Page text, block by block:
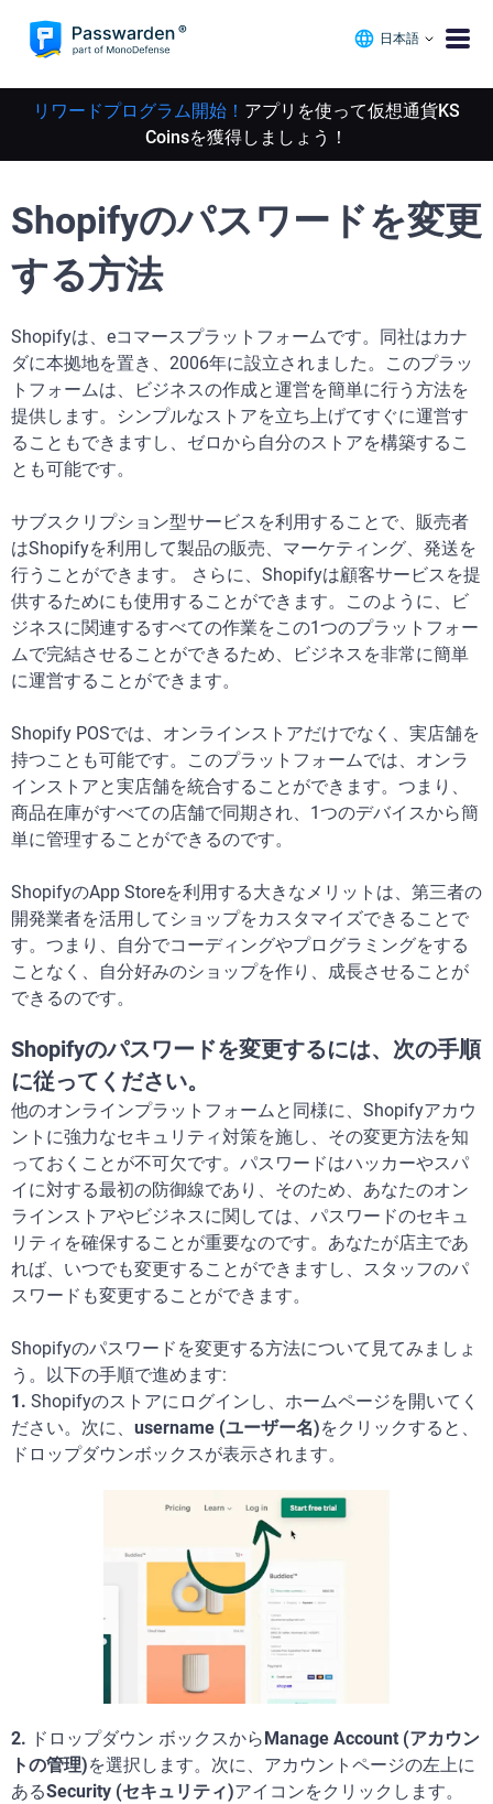
日本語
リワードプログラム開始！ アプリを使って仮想通貨KS
Coinsを獲得しましょう！
Shopifyのパスワードを変更
する方法
Shopifyは、eコマースプラットフォームです。同社はカナ
ダに本拠地を置き、2006年に設立されました。このプラッ
トフォームは、ビジネスの作成と運営を簡単に行う方法を
提供します。シンプルなストアを立ち上げてすぐに運営す
ることもできますし、ゼロから自分のストアを構築するこ
とも可能です。
サブスクリプション型サービスを利用することで、販売者
はShopifyを利用して製品の販売、マーケティング、発送を
行うことができます。 さらに、Shopifyは顧客サービスを提
供するためにも使用することができます。このように、ビ
ジネスに関連するすべての作業をこの1つのプラットフォー
ムで完結させることができるため、ビジネスを非常に簡単
に運営することができます。
Shopify POSでは、オンラインストアだけでなく、実店舗を
持つことも可能です。このプラットフォームでは、オンラ
インストアと実店舗を統合することができます。つまり、
商品在庫がすべての店舗で同期され、1つのデバイスから簡
単に管理することができるのです。
ShopifyのApp Storeを利用する大きなメリットは、第三者の
開発業者を活用してショップをカスタマイズできることで
す。つまり、自分でコーディングやプログラミングをする
ことなく、自分好みのショップを作り、成長させることが
できるのです。
Shopifyのパスワードを変更するには、次の手順
に従ってください。
他のオンラインプラットフォームと同様に、Shopifyアカウ
ントに強力なセキュリティ対策を施し、その変更方法を知
っておくことが不可欠です。パスワードはハッカーやスパ
イに対する最初の防御線であり、そのため、あなたのオン
ラインストアやビジネスに関しては、パスワードのセキュ
リティを確保することが重要なのです。あなたが店主であ
れば、いつでも変更することができますし、スタッフのパ
スワードも変更することができます。
Shopifyのパスワードを変更する方法について見てみましょ
う。以下の手順で進めます:
1. Shopifyのストアにログインし、ホームページを開いてく
ださい。次に、 username (ユーザー名)をクリックすると、
ドロップダウンボックスが表示されます。
2. ドロップダウン ボックスからManage Account (アカウン
トの管理)を選択します。次に、アカウントページの左上に
あるSecurity (セキュリティ)アイコンをクリックします。